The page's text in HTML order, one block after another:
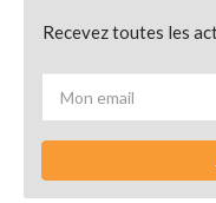
Recevez toutes les